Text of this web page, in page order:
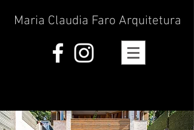
Maria Claudia Faro Arquitetura